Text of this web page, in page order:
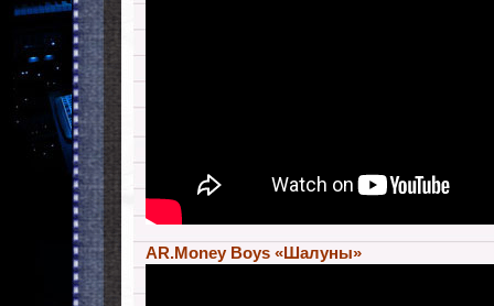
AR.Money Boys «Шалуны»